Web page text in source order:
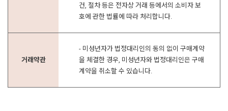
건, 절차 등은 전자상 거래 등에서의 소비자 보
호에 관한 법률에 따라 처리합니다.
거래약관
- 미성년자가 법정대리인의 동의 없이 구매계약
을 체결한 경우, 미성년자와 법정대리인은 구매
계약을 취소할 수 있습니다.